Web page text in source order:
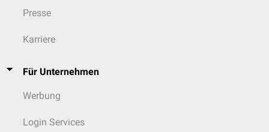
Presse
Karriere
Für Unternehmen
Werbung
Login Services